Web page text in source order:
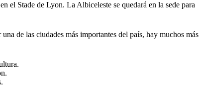
el Stade de Lyon. La Albiceleste se quedará en la sede para
de las ciudades más importantes del país, hay muchos más